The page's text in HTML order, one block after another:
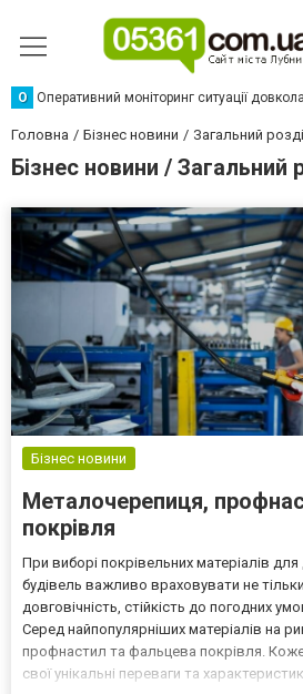
О Оперативний моніторинг ситуації
Головна Бізнес новини Загальний
Бізнес новини / Загальний
Бізнес новини
Металочерепиця,
покрівля
При виборі покрівельних матеріалів
будівель важливо враховувати не
довговічність, стійкість до погодних
Серед найпопулярніших матеріалів на
профнастил та фальцева покрівля.
свої унікальні переваги та